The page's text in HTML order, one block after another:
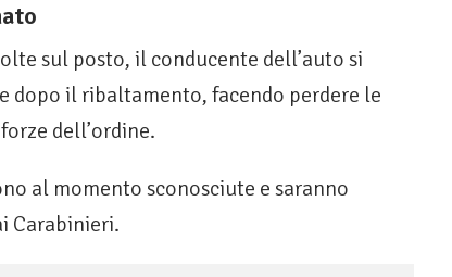
sul posto, il conducente dell’auto si
dopo il ribaltamento, facendo perdere le
dell’ordine.
al momento sconosciute e saranno
Carabinieri.